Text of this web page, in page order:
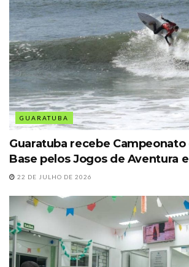
GUARATUBA
Guaratuba recebe
Base pelos Jogos de Aventura
22 DE JULHO DE 2026